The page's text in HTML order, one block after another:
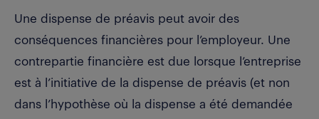
Une dispense de préavis peut avoir des
conséquences financières pour l’employeur. Une
contrepartie financière est due lorsque l’entreprise
est à l’initiative de la dispense de préavis (et non
dans l’hypothèse où la dispense a été demandée